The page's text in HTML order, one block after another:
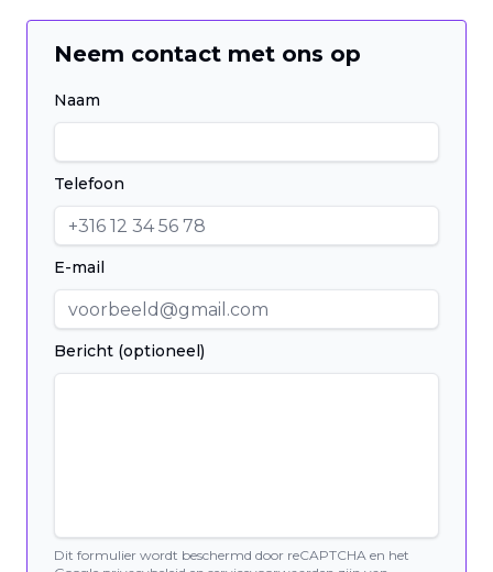
Neem contact met ons op
Naam
Telefoon
E-mail
Bericht (optioneel)
Dit formulier wordt beschermd door reCAPTCHA en het